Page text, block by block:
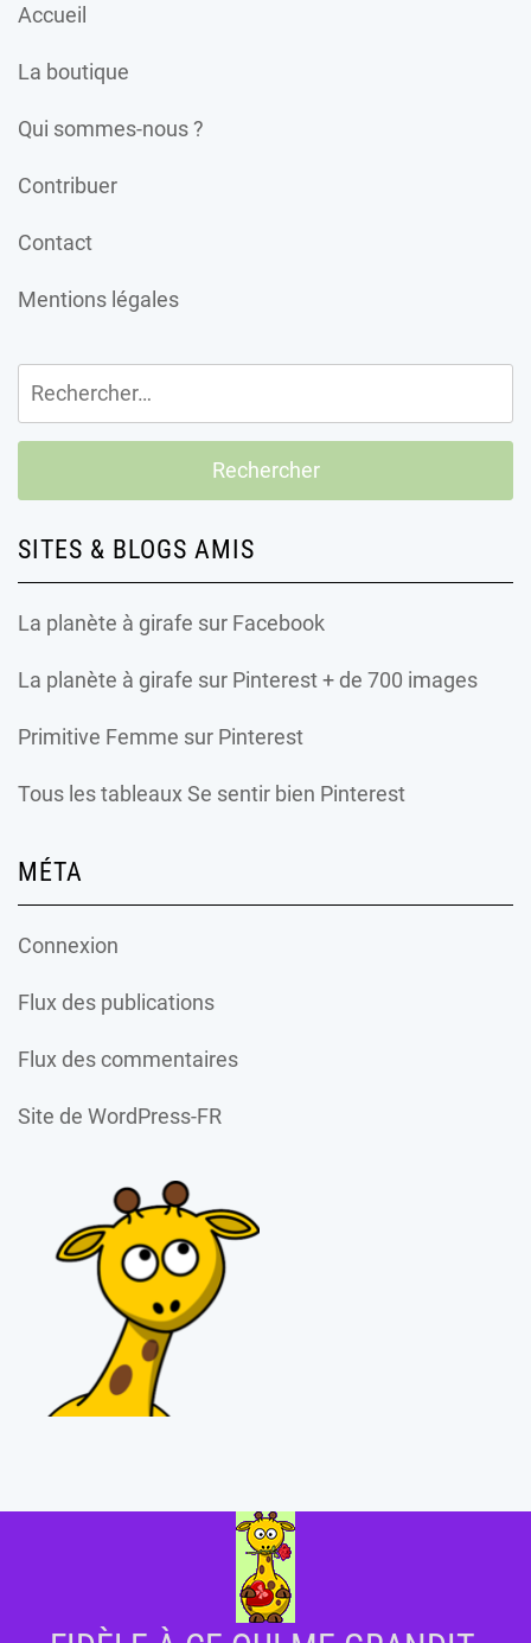
Accueil
La boutique
Qui sommes-nous ?
Contribuer
Contact
Mentions légales
Rechercher :
SITES & BLOGS AMIS
La planète à girafe sur Facebook
La planète à girafe sur Pinterest + de 700 images
Primitive Femme sur Pinterest
Tous les tableaux Se sentir bien Pinterest
MÉTA
Connexion
Flux des publications
Flux des commentaires
Site de WordPress-FR